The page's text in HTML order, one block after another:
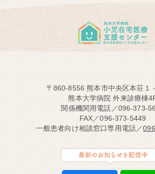
〒860-8556 熊本市中央区本荘１
熊本大学病院 外来診療棟
関係機関用電話／096-373-
FAX／096-373-5449
一般患者向け相談窓口専用電話／